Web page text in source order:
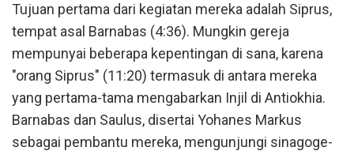
Tujuan pertama dari kegiatan mereka adalah Siprus,
tempat asal Barnabas (4:36). Mungkin gereja
mempunyai beberapa kepentingan di sana, karena
"orang Siprus" (11:20) termasuk di antara mereka
yang pertama-tama mengabarkan Injil di Antiokhia.
Barnabas dan Saulus, disertai Yohanes Markus
sebagai pembantu mereka, mengunjungi sinagoge-